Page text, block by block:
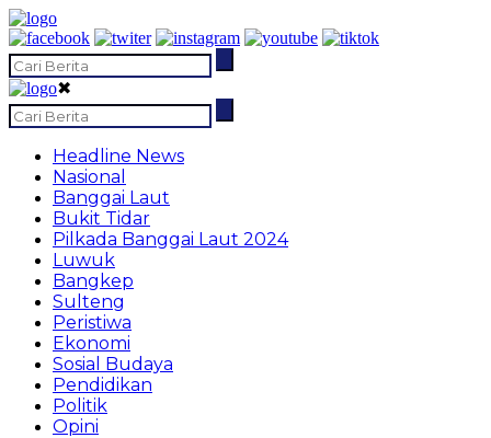
✖
Headline News
Nasional
Banggai Laut
Bukit Tidar
Pilkada Banggai Laut 2024
Luwuk
Bangkep
Sulteng
Peristiwa
Ekonomi
Sosial Budaya
Pendidikan
Politik
Opini